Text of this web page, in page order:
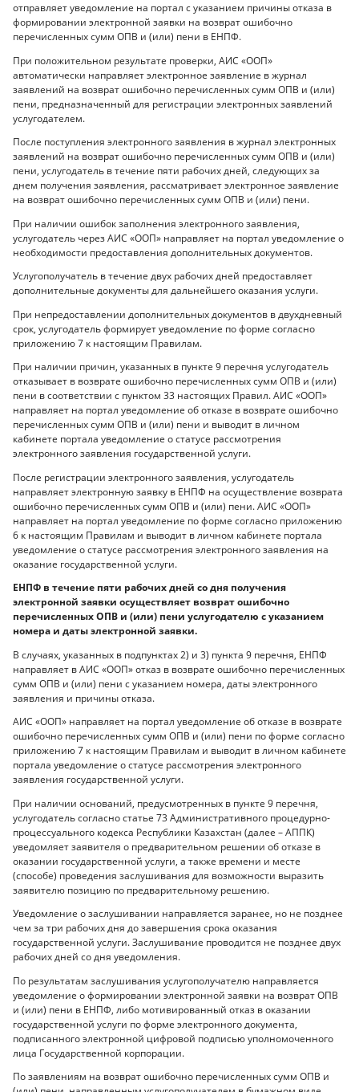
отправляет уведомление на портал с указанием причины отказа в
формировании электронной заявки на возврат ошибочно
перечисленных сумм ОПВ и (или) пени в ЕНПФ.
При положительном результате проверки, АИС «ООП»
автоматически направляет электронное заявление в журнал
заявлений на возврат ошибочно перечисленных сумм ОПВ и (или)
пени, предназначенный для регистрации электронных заявлений
услугодателем.
После поступления электронного заявления в журнал электронных
заявлений на возврат ошибочно перечисленных сумм ОПВ и (или)
пени, услугодатель в течение пяти рабочих дней, следующих за
днем получения заявления, рассматривает электронное заявление
на возврат ошибочно перечисленных сумм ОПВ и (или) пени.
При наличии ошибок заполнения электронного заявления,
услугодатель через АИС «ООП» направляет на портал уведомление о
необходимости предоставления дополнительных документов.
Услугополучатель в течение двух рабочих дней предоставляет
дополнительные документы для дальнейшего оказания услуги.
При непредоставлении дополнительных документов в двухдневный
срок, услугодатель формирует уведомление по форме согласно
приложению 7 к настоящим Правилам.
При наличии причин, указанных в пункте 9 перечня услугодатель
отказывает в возврате ошибочно перечисленных сумм ОПВ и (или)
пени в соответствии с пунктом 33 настоящих Правил. АИС «ООП»
направляет на портал уведомление об отказе в возврате ошибочно
перечисленных сумм ОПВ и (или) пени и выводит в личном
кабинете портала уведомление о статусе рассмотрения
электронного заявления государственной услуги.
После регистрации электронного заявления, услугодатель
направляет электронную заявку в ЕНПФ на осуществление возврата
ошибочно перечисленных сумм ОПВ и (или) пени. АИС «ООП»
направляет на портал уведомление по форме согласно приложению
6 к настоящим Правилам и выводит в личном кабинете портала
уведомление о статусе рассмотрения электронного заявления на
оказание государственной услуги.
ЕНПФ в течение пяти рабочих дней со дня получения
электронной заявки осуществляет возврат ошибочно
перечисленных ОПВ и (или) пени услугодателю с указанием
номера и даты электронной заявки.
В случаях, указанных в подпунктах 2) и 3) пункта 9 перечня, ЕНПФ
направляет в АИС «ООП» отказ в возврате ошибочно перечисленных
сумм ОПВ и (или) пени с указанием номера, даты электронного
заявления и причины отказа.
АИС «ООП» направляет на портал уведомление об отказе в возврате
ошибочно перечисленных сумм ОПВ и (или) пени по форме согласно
приложению 7 к настоящим Правилам и выводит в личном кабинете
портала уведомление о статусе рассмотрения электронного
заявления государственной услуги.
При наличии оснований, предусмотренных в пункте 9 перечня,
услугодатель согласно статье 73 Административного процедурно-
процессуального кодекса Республики Казахстан (далее – АППК)
уведомляет заявителя о предварительном решении об отказе в
оказании государственной услуги, а также времени и месте
(способе) проведения заслушивания для возможности выразить
заявителю позицию по предварительному решению.
Уведомление о заслушивании направляется заранее, но не позднее
чем за три рабочих дня до завершения срока оказания
государственной услуги. Заслушивание проводится не позднее двух
рабочих дней со дня уведомления.
По результатам заслушивания услугополучателю направляется
уведомление о формировании электронной заявки на возврат ОПВ
и (или) пени в ЕНПФ, либо мотивированный отказ в оказании
государственной услуги по форме электронного документа,
подписанного электронной цифровой подписью уполномоченного
лица Государственной корпорации.
По заявлениям на возврат ошибочно перечисленных сумм ОПВ и